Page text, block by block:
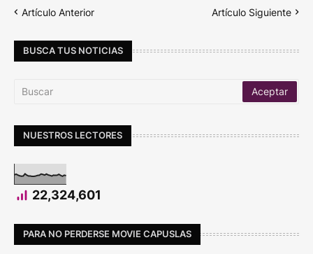
Artículo Anterior Artículo Siguiente
BUSCA TUS NOTICIAS
NUESTROS LECTORES
22,324,601
PARA NO PERDERSE MOVIE CAPUSLAS